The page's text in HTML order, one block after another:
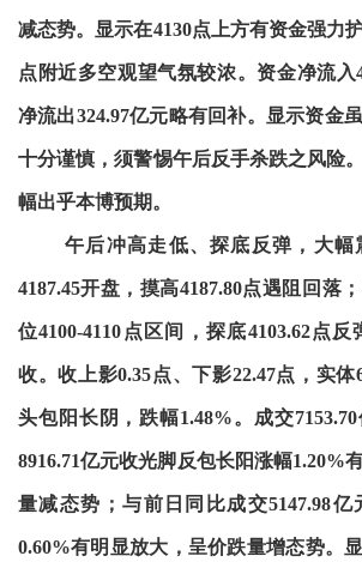
减态势。显示在4130点上方有资金强力
点附近多空观望气氛较浓。资金净流入
净流出324.97亿元略有回补。显示资金
十分谨慎，须警惕午后反手杀跌之风险
幅出乎本博预期。
午后冲高走低、探底反弹，大幅
4187.45开盘，摸高4187.80点遇阻回落
位4100-4110点区间，探底4103.62点反
收。收上影0.35点、下影22.47点，实体
头包阳长阴，跌幅1.48%。成交
8916.71亿元收光脚反包长阳涨幅1.20%
量减态势；与前日同比成交5147.98
0.60%有明显放大，呈价跌量增态势。